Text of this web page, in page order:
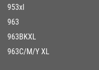
953xl
963
963BKXL
963C/M/Y XL